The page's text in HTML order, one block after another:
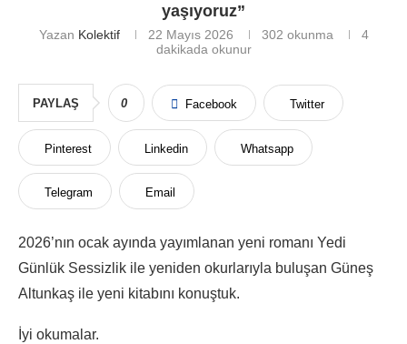
yaşıyoruz”
Yazan Kolektif 22 Mayıs 2026 302 okunma
4
dakikada okunur
PAYLAŞ 0 Facebook Twitter
Pinterest Linkedin Whatsapp
Telegram Email
2026’nın ocak ayında yayımlanan yeni romanı Yedi
Günlük Sessizlik ile yeniden okurlarıyla buluşan Güneş
Altunkaş ile yeni kitabını konuştuk.
İyi okumalar.